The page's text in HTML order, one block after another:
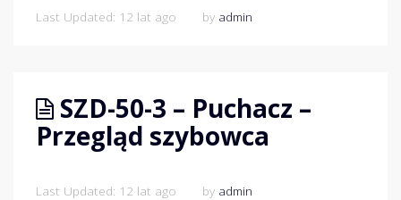
Last Updated: 12 lat ago by admin
SZD-50-3 – Puchacz –
Przegląd szybowca
Last Updated: 12 lat ago by admin